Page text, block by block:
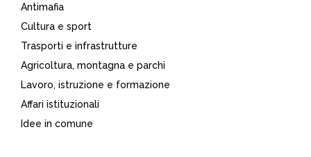
Antimafia
Cultura e sport
Trasporti e infrastrutture
Agricoltura, montagna e parchi
Lavoro, istruzione e formazione
Affari istituzionali
Idee in comune